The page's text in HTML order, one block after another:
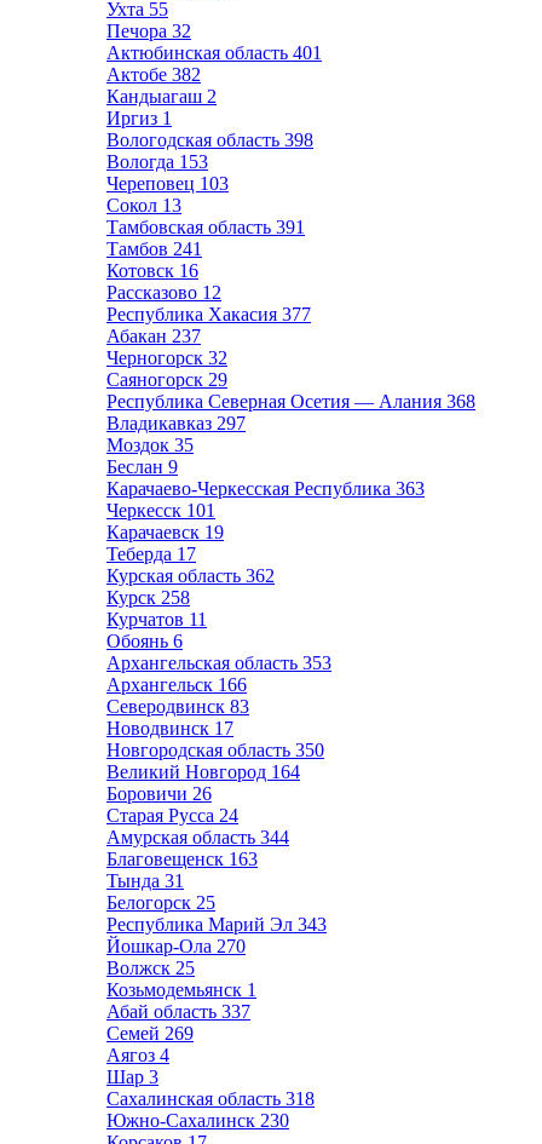
Ухта 55
Печора 32
Актюбинская область 401
Актобе 382
Кандыагаш 2
Иргиз 1
Вологодская область 398
Вологда 153
Череповец 103
Сокол 13
Тамбовская область 391
Тамбов 241
Котовск 16
Рассказово 12
Республика Хакасия 377
Абакан 237
Черногорск 32
Саяногорск 29
Республика Северная Осетия — Алания 368
Владикавказ 297
Моздок 35
Беслан 9
Карачаево-Черкесская Республика 363
Черкесск 101
Карачаевск 19
Теберда 17
Курская область 362
Курск 258
Курчатов 11
Обоянь 6
Архангельская область 353
Архангельск 166
Северодвинск 83
Новодвинск 17
Новгородская область 350
Великий Новгород 164
Боровичи 26
Старая Русса 24
Амурская область 344
Благовещенск 163
Тында 31
Белогорск 25
Республика Марий Эл 343
Йошкар-Ола 270
Волжск 25
Козьмодемьянск 1
Абай область 337
Семей 269
Аягоз 4
Шар 3
Сахалинская область 318
Южно-Сахалинск 230